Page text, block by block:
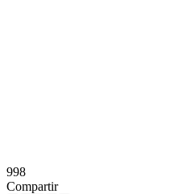
998
Compartir